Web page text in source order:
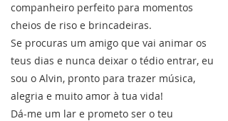
companheiro perfeito para momentos
cheios de riso e brincadeiras.
Se procuras um amigo que vai animar os
teus dias e nunca deixar o tédio entrar, eu
sou o Alvin, pronto para trazer música,
alegria e muito amor à tua vida!
Dá-me um lar e prometo ser o teu